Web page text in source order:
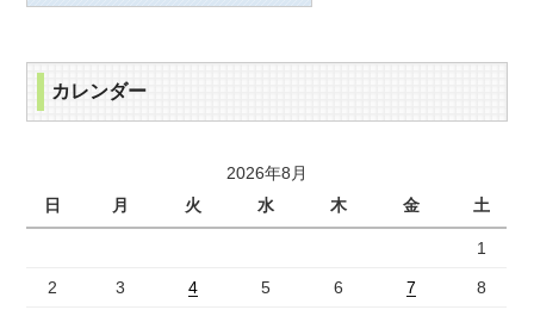
カレンダー
2026年8月
日
月 火 水 木 金 土
1
2 3 4 5 6 7 8